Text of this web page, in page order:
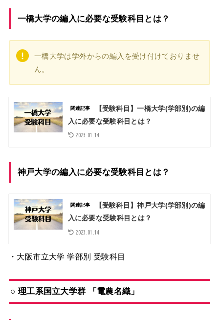
一橋大学の編入に必要な受験科目とは？
一橋大学は学外からの編入を受け付けておりませ
ん。
関連記事
【受験科目】一橋大学(学部別)の編
入に必要な受験科目とは？
2023.01.14
神戸大学の編入に必要な受験科目とは？
関連記事
【受験科目】神戸大学(学部別)の編
入に必要な受験科目とは？
2023.01.14
・大阪市立大学 学部別 受験科目
○ 理工系国立大学群 「電農名織」